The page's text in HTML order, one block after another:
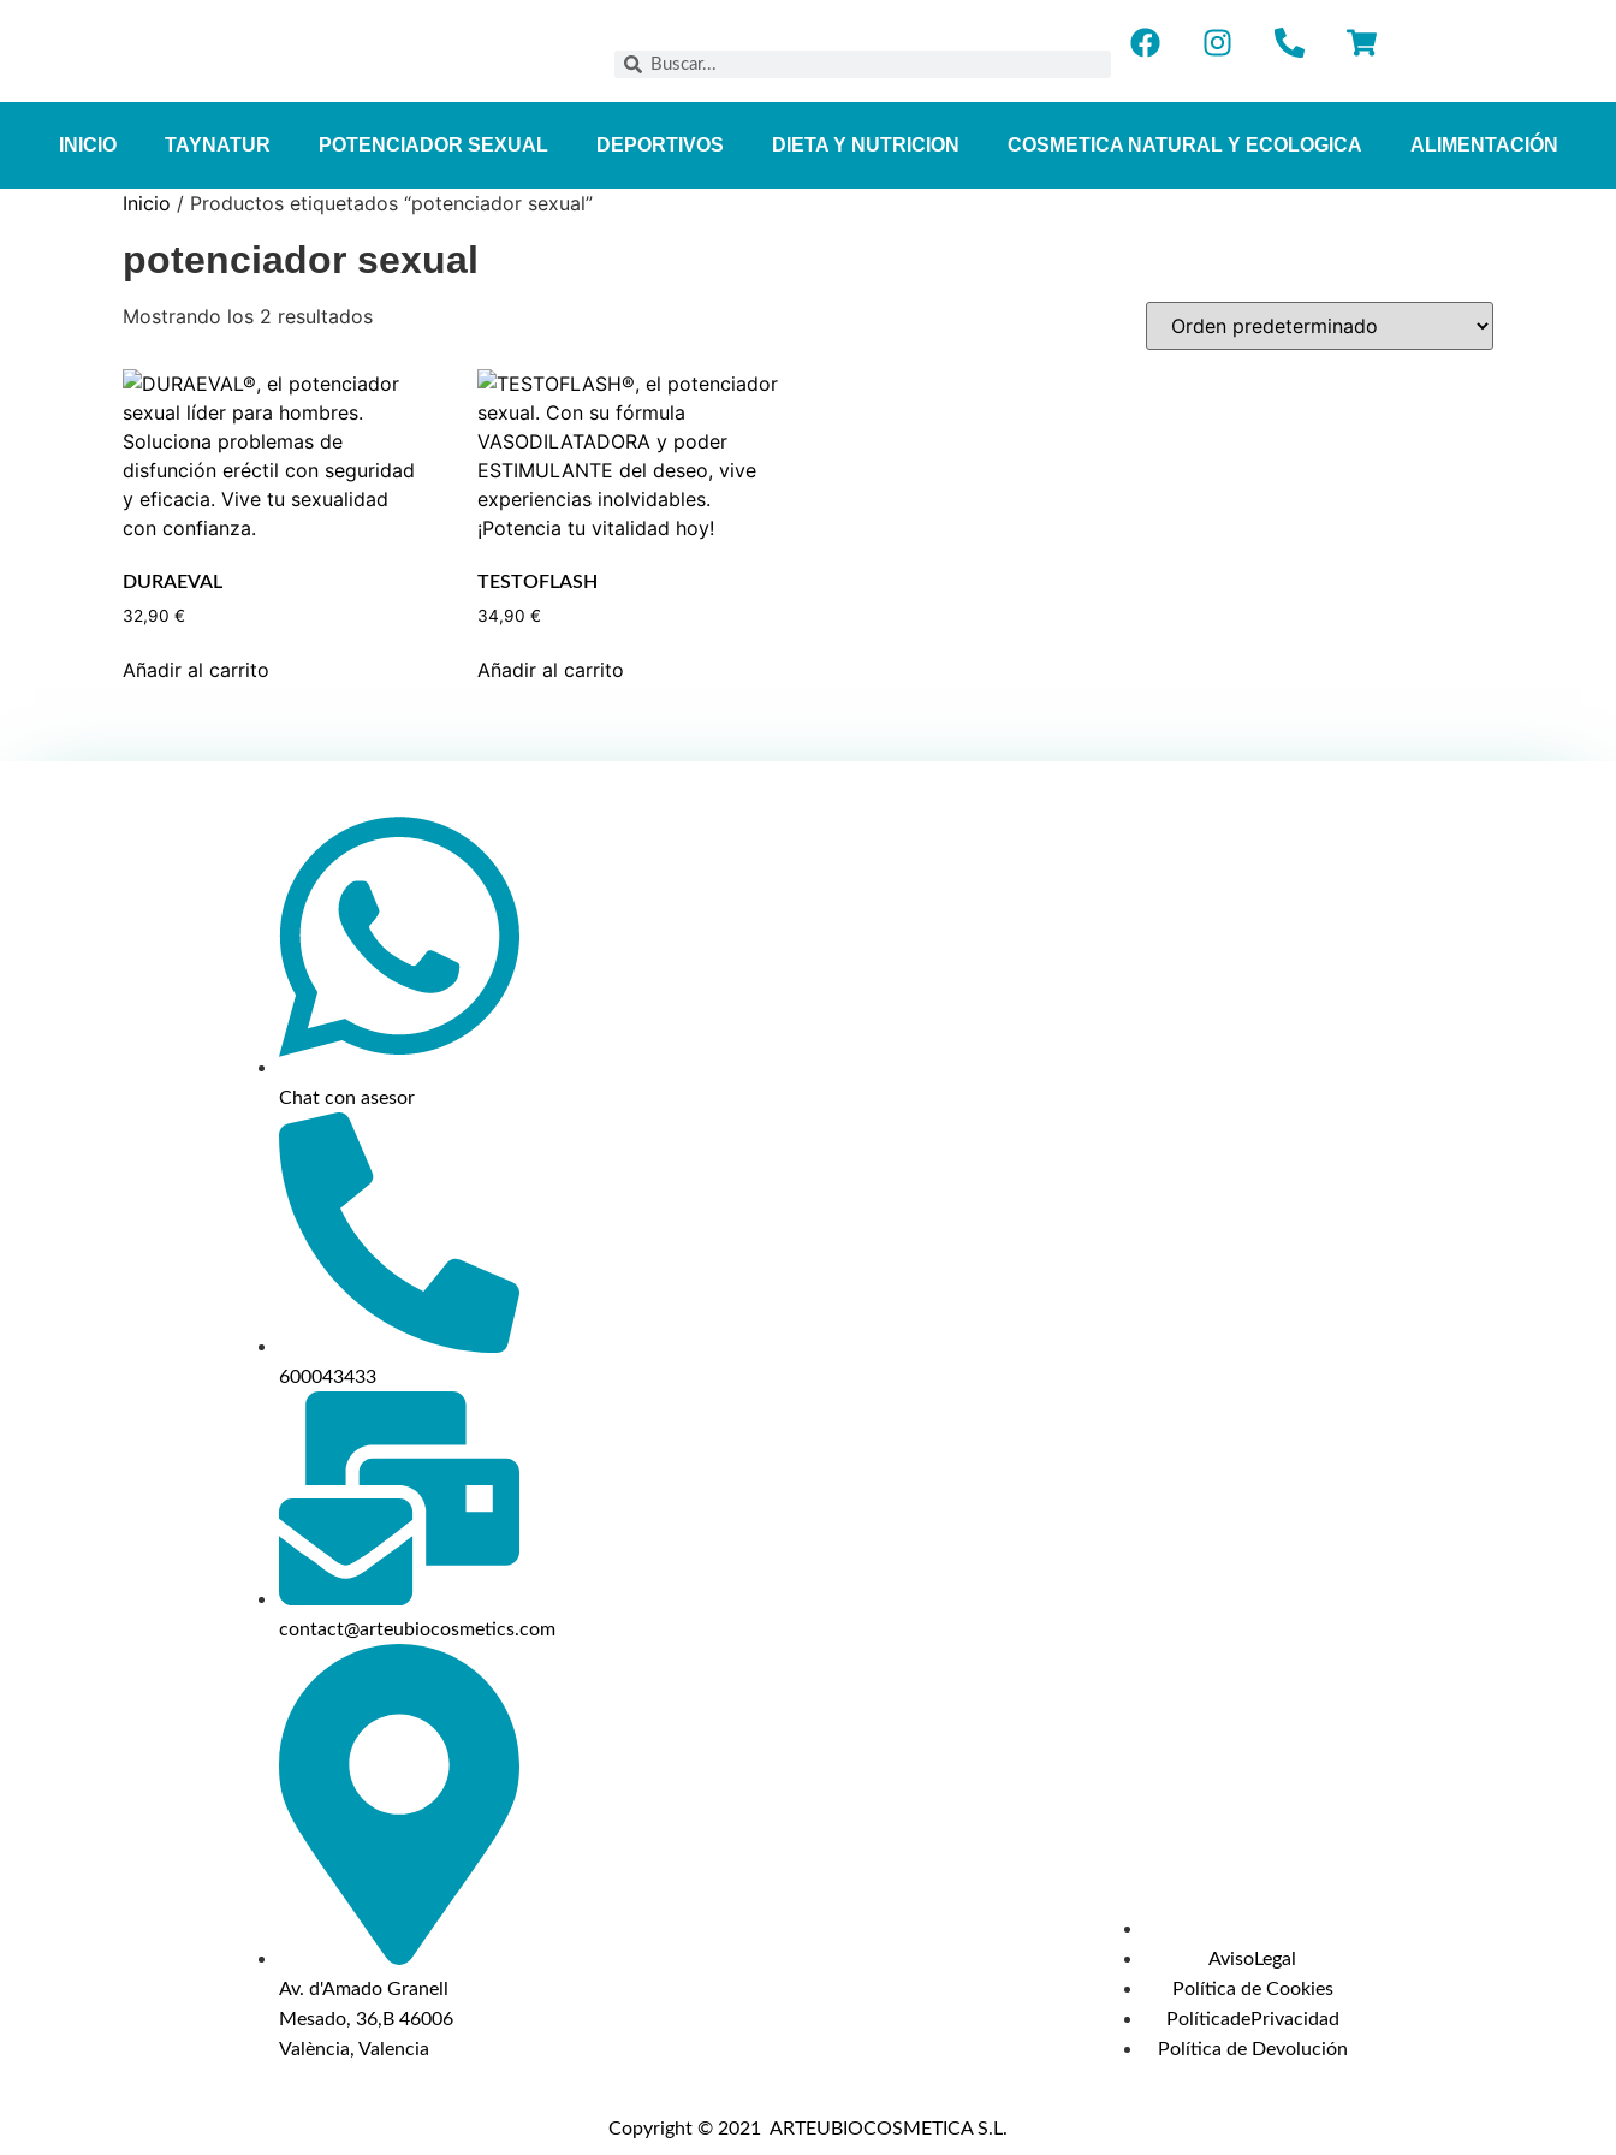
INICIO TAYNATUR POTENCIADOR SEXUAL DEPORTIVOS DIETA Y NUTRICION COSMETICA NATURAL Y ECOLOGICA ALIMENTACIÓN
Inicio / Productos etiquetados “potenciador sexual”
potenciador sexual
Mostrando los 2 resultados
DURAEVAL
32,90 €
Añadir al carrito
TESTOFLASH
34,90 €
Añadir al carrito
Chat con asesor
600043433
contact@arteubiocosmetics.com
Av. d'Amado Granell
Mesado, 36,B 46006
València, Valencia
AvisoLegal
Política de Cookies
PolíticadePrivacidad
Política de Devolución
Copyright © 2021 ARTEUBIOCOSMETICA S.L.